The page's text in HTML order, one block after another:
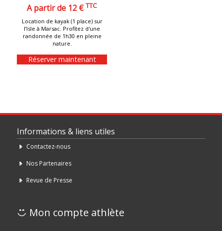
A partir de 12 € TTC
Location de kayak (1 place) sur
l’Isle à Marsac. Profitez d'une
randonnée de 1h30 en pleine
nature.
Réserver maintenant
Informations & liens utiles
Contactez-nous
Nos Partenaires
Revue de Presse
Mon compte athlète